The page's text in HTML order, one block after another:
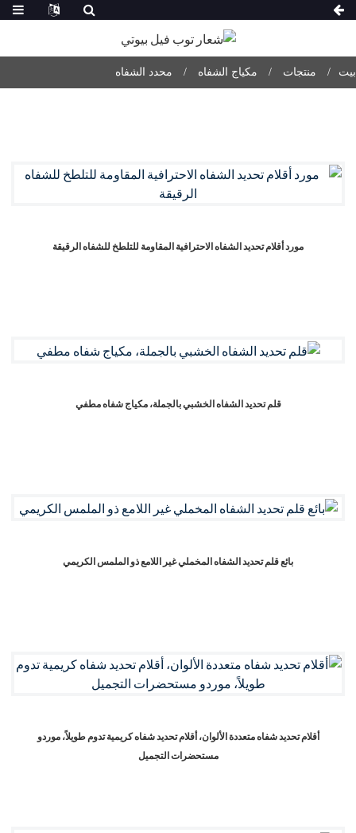
بيت منتجات مكياج الشفاه محدد الشفاه
مورد أقلام تحديد الشفاه الاحترافية المقاومة للتلطخ للشفاه الرقيقة
قلم تحديد الشفاه الخشبي بالجملة، مكياج شفاه مطفي
بائع قلم تحديد الشفاه المخملي غير اللامع ذو الملمس الكريمي
أقلام تحديد شفاه متعددة الألوان، أقلام تحديد شفاه كريمية تدوم طويلاً، موردو
مستحضرات التجميل